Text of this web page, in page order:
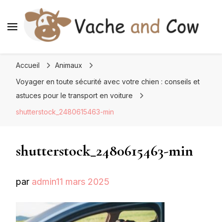
Accueil
Animaux
Voyager en toute sécurité avec votre chien : conseils et
astuces pour le transport en voiture
shutterstock_2480615463-min
shutterstock_2480615463-min
par admin11 mars 2025